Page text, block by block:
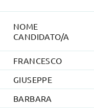
NOME
CANDIDATO/A
FRANCESCO
GIUSEPPE
BARBARA